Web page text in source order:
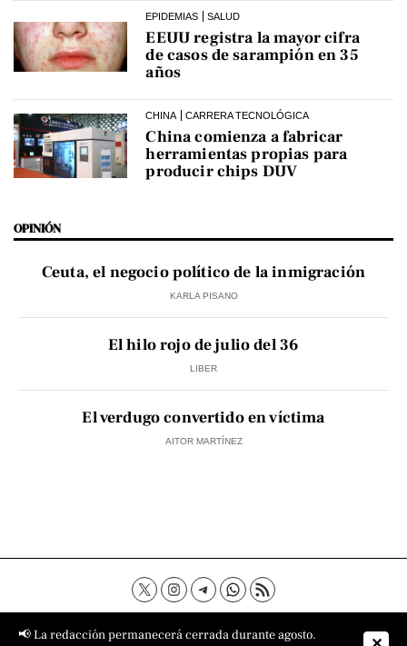
EPIDEMIAS SALUD
EEUU registra la mayor cifra
de casos de sarampión en 35
años
CHINA CARRERA TECNOLÓGICA
China comienza a fabricar
herramientas propias para
producir chips DUV
OPINIÓN
Ceuta, el negocio político de la inmigración
KARLA PISANO
El hilo rojo de julio del 36
LIBER
El verdugo convertido en víctima
AITOR MARTÍNEZ
Contacto Aviso Legal
Política de privacidad
📢 La redacción permanecerá cerrada durante agosto.